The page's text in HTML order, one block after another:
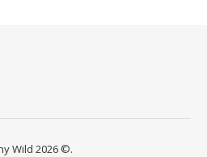
Wild 2026 ©.